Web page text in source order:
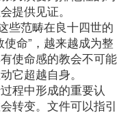
提供见证。
些范畴在良十四世的
命”，越来越成为整
使命感的教会不可能
它超越自身。
程中形成的重要认
转变。文件可以指引